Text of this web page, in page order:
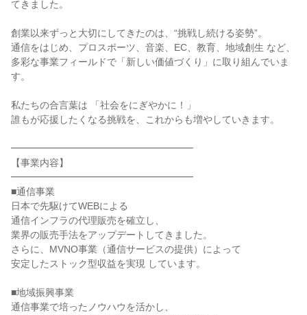
てきました。
創業以来ずっと大切にしてきたのは、“挑戦し続ける姿勢”。
通信をはじめ、プロスポーツ、音楽、EC、教育、地域創生 など、
多彩な事業フィールドで「新しい価値づくり」に取り組んでいま
す。
私たちの合言葉は 「社会をにぎやかに！」
誰もが応援したくなる挑戦を、これからも増やしていきます。
━━━━━━━━━━━━━━━━━━━
【事業内容】
━━━━━━━━━━━━━━━━━━━
■通信事業
日本で先駆けてWEBによる
通信インフラの代理販売を確立し、
業界の販売手法をアップデートしてきました。
さらに、MVNO事業（通信サービスの提供）によって
安定したストック型収益を実現 しています。
■地域振興事業
通信事業で培ったノウハウを活かし、